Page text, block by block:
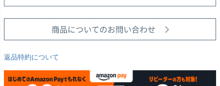
返品特約について